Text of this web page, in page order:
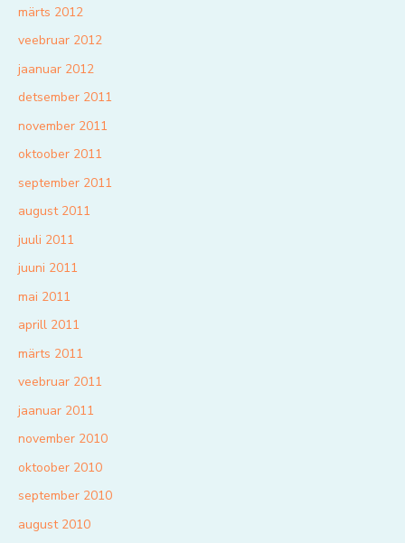
märts 2012
veebruar 2012
jaanuar 2012
detsember 2011
november 2011
oktoober 2011
september 2011
august 2011
juuli 2011
juuni 2011
mai 2011
aprill 2011
märts 2011
veebruar 2011
jaanuar 2011
november 2010
oktoober 2010
september 2010
august 2010